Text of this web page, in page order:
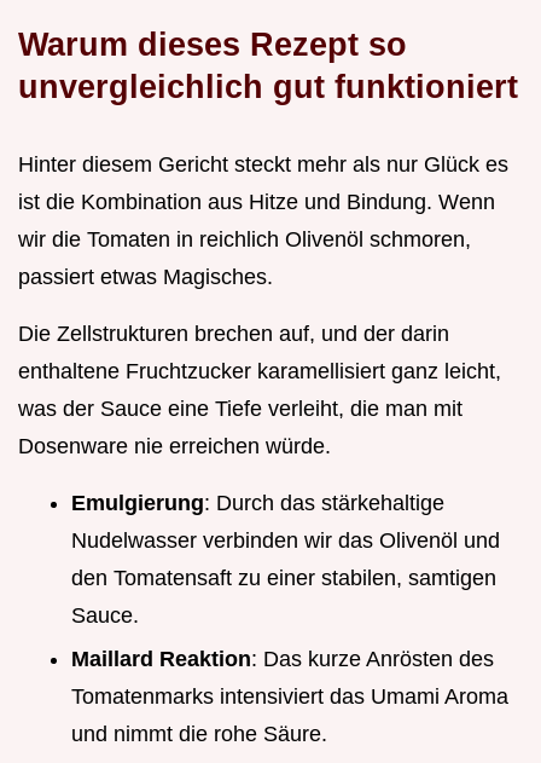
Warum dieses Rezept so
unvergleichlich gut funktioniert
Hinter diesem Gericht steckt mehr als nur Glück es
ist die Kombination aus Hitze und Bindung. Wenn
wir die Tomaten in reichlich Olivenöl schmoren,
passiert etwas Magisches.
Die Zellstrukturen brechen auf, und der darin
enthaltene Fruchtzucker karamellisiert ganz leicht,
was der Sauce eine Tiefe verleiht, die man mit
Dosenware nie erreichen würde.
Emulgierung: Durch das stärkehaltige
Nudelwasser verbinden wir das Olivenöl und
den Tomatensaft zu einer stabilen, samtigen
Sauce.
Maillard Reaktion: Das kurze Anrösten des
Tomatenmarks intensiviert das Umami Aroma
und nimmt die rohe Säure.